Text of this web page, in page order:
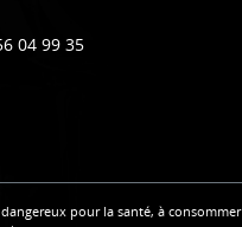
04 99 35
pour la santé, à consommer